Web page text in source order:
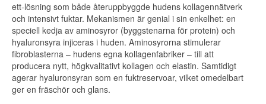
ett-lösning som både återuppbyggde hudens kollagennätverk
och intensivt fuktar. Mekanismen är genial i sin enkelhet: en
speciell kedja av aminosyror (byggstenarna för protein) och
hyaluronsyra injiceras i huden. Aminosyrorna stimulerar
fibroblasterna – hudens egna kollagenfabriker – till att
producera nytt, högkvalitativt kollagen och elastin. Samtidigt
agerar hyaluronsyran som en fuktreservoar, vilket omedelbart
ger en fräschör och glans.